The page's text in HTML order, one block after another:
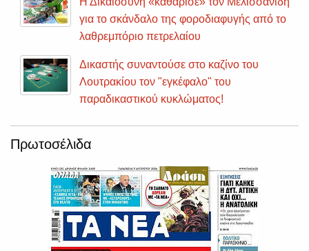
για το σκάνδαλο της φοροδιαφυγής από το
λαθρεμπόριο πετρελαίου
Δικαστής συναντούσε στο καζίνο του
Λουτρακίου τον "εγκέφαλο" του
παραδικαστικού κυκλώματος!
Πρωτοσέλιδα